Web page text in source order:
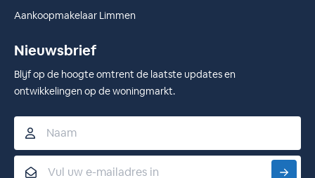
Nieuwsbrief
Blijf op de hoogte omtrent de laatste updates en
ontwikkelingen op de woningmarkt.
Naam
Aankoopmakelaar Limmen